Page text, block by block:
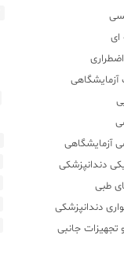
آزمایشگاهی
آزمایشگاهی
دندانپزشکی
طبی
دندانپزشکی
تجهیزات جانبی